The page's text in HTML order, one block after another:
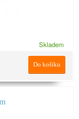
Skladem
Do košíku